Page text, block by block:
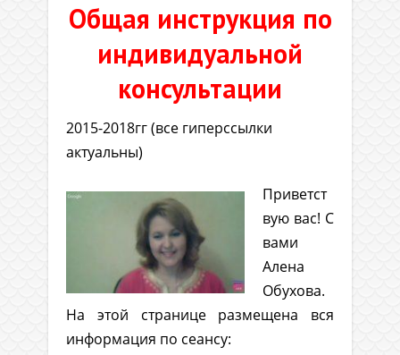
Общая инструкция по
индивидуальной
консультации
2015-2018гг (все гиперссылки
актуальны)
Приветст
вую вас! С
вами
Алена
Обухова.
На этой странице размещена вся
информация по сеансу: